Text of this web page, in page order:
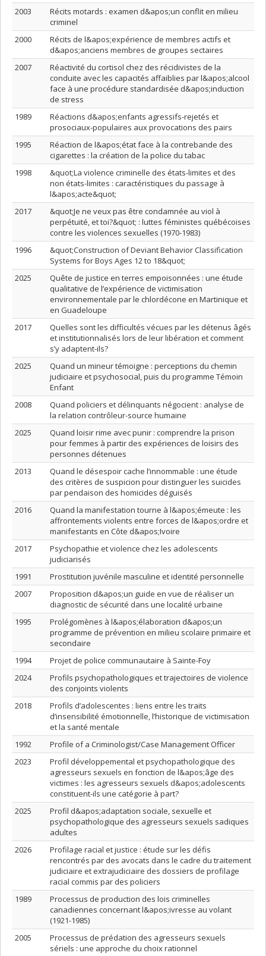
2003
Récits motards : examen d&apos;un conflit en milieu
criminel
2000
Récits de l&apos;expérience de membres actifs et
d&apos;anciens membres de groupes sectaires
2007
Réactivité du cortisol chez des récidivistes de la
conduite avec les capacités affaiblies par l&apos;alcool
face à une procédure standardisée d&apos;induction
de stress
1989
Réactions d&apos;enfants agressifs-rejetés et
prosociaux-populaires aux provocations des pairs
1995
Réaction de l&apos;état face à la contrebande des
cigarettes : la création de la police du tabac
1998
&quot;La violence criminelle des états-limites et des
non états-limites : caractéristiques du passage à
l&apos;acte&quot;
2017
&quot;Je ne veux pas être condamnée au viol à
perpétuité, et toi?&quot; : luttes féministes québécoises
contre les violences sexuelles (1970-1983)
1996
&quot;Construction of Deviant Behavior Classification
Systems for Boys Ages 12 to 18&quot;
2025
Quête de justice en terres empoisonnées : une étude
qualitative de l’expérience de victimisation
environnementale par le chlordécone en Martinique et
en Guadeloupe
2017
Quelles sont les difficultés vécues par les détenus âgés
et institutionnalisés lors de leur libération et comment
s’y adaptent-ils?
2025
Quand un mineur témoigne : perceptions du chemin
judiciaire et psychosocial, puis du programme Témoin
Enfant
2008
Quand policiers et délinquants négocient : analyse de
la relation contrôleur-source humaine
2025
Quand loisir rime avec punir : comprendre la prison
pour femmes à partir des expériences de loisirs des
personnes détenues
2013
Quand le désespoir cache l’innommable : une étude
des critères de suspicion pour distinguer les suicides
par pendaison des homicides déguisés
2016
Quand la manifestation tourne à l&apos;émeute : les
affrontements violents entre forces de l&apos;ordre et
manifestants en Côte d&apos;Ivoire
2017
Psychopathie et violence chez les adolescents
judiciarisés
1991
Prostitution juvénile masculine et identité personnelle
2007
Proposition d&apos;un guide en vue de réaliser un
diagnostic de sécurité dans une localité urbaine
1995
Prolégomènes à l&apos;élaboration d&apos;un
programme de prévention en milieu scolaire primaire et
secondaire
1994
Projet de police communautaire à Sainte-Foy
2024
Profils psychopathologiques et trajectoires de violence
des conjoints violents
2018
Profils d’adolescentes : liens entre les traits
d’insensibilité émotionnelle, l’historique de victimisation
et la santé mentale
1992
Profile of a Criminologist/Case Management Officer
2023
Profil développemental et psychopathologique des
agresseurs sexuels en fonction de l&apos;âge des
victimes : les agresseurs sexuels d&apos;adolescents
constituent-ils une catégorie à part?
2025
Profil d&apos;adaptation sociale, sexuelle et
psychopathologique des agresseurs sexuels sadiques
adultes
2026
Profilage racial et justice : étude sur les défis
rencontrés par des avocats dans le cadre du traitement
judiciaire et extrajudiciaire des dossiers de profilage
racial commis par des policiers
1989
Processus de production des lois criminelles
canadiennes concernant l&apos;ivresse au volant
(1921-1985)
2005
Processus de prédation des agresseurs sexuels
sériels : une approche du choix rationnel